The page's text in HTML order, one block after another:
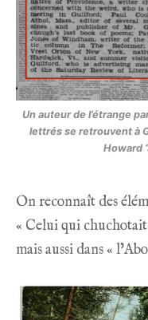
Un auteur de l’étrange
lettrés se retrouvent à
Howard
On reconnaît des
« Celui qui chuchotait
mais aussi dans «